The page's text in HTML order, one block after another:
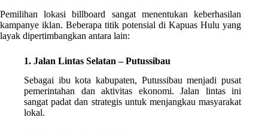
Pemilihan lokasi billboard sangat menentukan keberhasilan
kampanye iklan. Beberapa titik potensial di Kapuas Hulu yang
layak dipertimbangkan antara lain:
1. Jalan Lintas Selatan – Putussibau
Sebagai ibu kota kabupaten, Putussibau menjadi pusat
pemerintahan dan aktivitas ekonomi. Jalan lintas ini
sangat padat dan strategis untuk menjangkau masyarakat
lokal.